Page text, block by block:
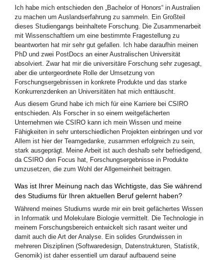
Ich habe mich entschieden den „Bachelor of Honors“ in Australien
zu machen um Auslandserfahrung zu sammeln. Ein Großteil
dieses Studiengangs beinhaltete Forschung. Die Zusammenarbeit
mit Wissenschaftlern um eine bestimmte Fragestellung zu
beantworten hat mir sehr gut gefallen. Ich habe daraufhin meinen
PhD und zwei PostDocs an einer Australischen Universität
absolviert. Zwar hat mir die universitäre Forschung sehr zugesagt,
aber die untergeordnete Rolle der Umsetzung von
Forschungsergebnissen in konkrete Produkte und das starke
Konkurrenzdenken an Universitäten hat mich enttäuscht.
Aus diesem Grund habe ich mich für eine Karriere bei CSIRO
entschieden. Als Forscher in so einem weitgefächerten
Unternehmen wie CSIRO kann ich mein Wissen und meine
Fähigkeiten in sehr unterschiedlichen Projekten einbringen und vor
Allem ist hier der Teamgedanke, zusammen erfolgreich zu sein,
stark ausgeprägt. Meine Arbeit ist auch deshalb sehr befriedigend,
da CSIRO den Focus hat, Forschungsergebnisse in Produkte
umzusetzen, die zum Wohl der Allgemeinheit beitragen.
Was ist Ihrer Meinung nach das Wichtigste, das Sie während
des Studiums für Ihren aktuellen Beruf gelernt haben?
Während meines Studiums wurde mir ein breit gefächertes Wissen
in Informatik und Molekulare Biologie vermittelt. Die Technologie in
meinem Forschungsbereich entwickelt sich rasant weiter und
damit auch die Art der Analyse. Ein solides Grundwissen in
mehreren Disziplinen (Softwaredesign, Datenstrukturen, Statistik,
Genomik) ist daher essentiell um darauf aufbauend seine